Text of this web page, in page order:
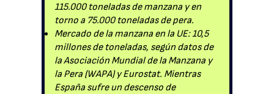
115.000 toneladas de manzana y en
torno a 75.000 toneladas de pera.
Mercado de la manzana en la UE: 10,5
millones de toneladas, según datos de
la Asociación Mundial de la Manzana y
la Pera (WAPA) y Eurostat. Mientras
España sufre un descenso de